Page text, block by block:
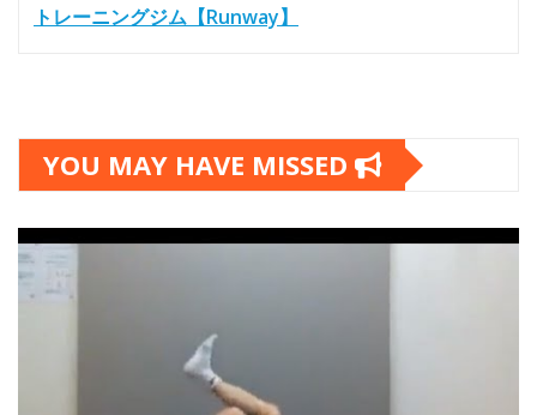
トレーニングジム【Runway】
YOU MAY HAVE MISSED